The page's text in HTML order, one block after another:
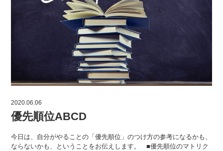
2020.06.06
優先順位ABCD
今日は、自分がやることの「優先順位」のつけ方の参考になるかも、
ならないかも、ということをお伝えします。 ■優先順位のマトリク